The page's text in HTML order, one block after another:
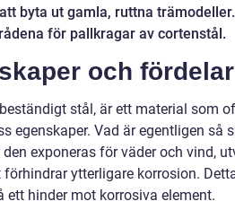
byta ut gamla, ruttna
för pallkragar av cortenstål.
och fördelar
stål, är ett material som
egenskaper. Vad är egentligen så
exponeras för väder och vind,
ytterligare korrosion.
hinder mot korrosiva element.